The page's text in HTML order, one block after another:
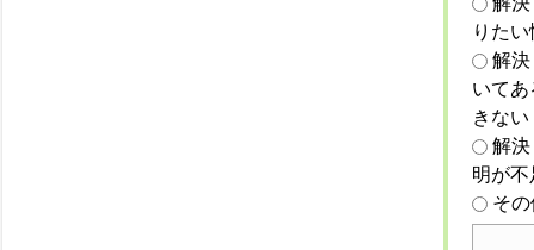
りた
解
いて
きない
解
明が
そ